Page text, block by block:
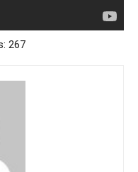
267